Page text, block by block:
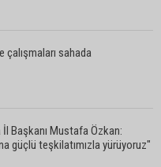
çalışmaları sahada
Başkanı Mustafa Özkan:
güçlü teşkilatımızla yürüyoruz"